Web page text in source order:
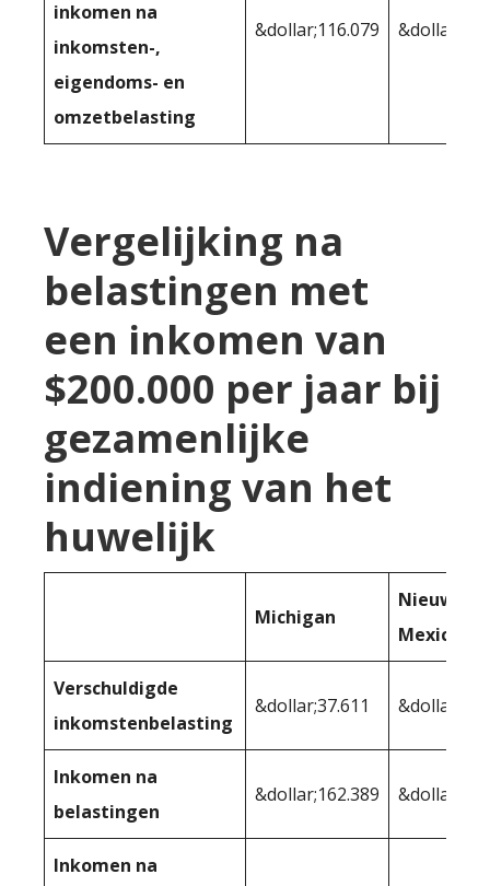
inkomen na
inkomsten-,
eigendoms- en
omzetbelasting
&dollar;116.079
Vergelijking na
belastingen met
een inkomen van
$200.000 per jaar bij
gezamenlijke
indiening van het
huwelijk
Michigan
Nieuw-
Mexico
Verschuldigde
inkomstenbelasting
&dollar;37.611
Inkomen na
belastingen
&dollar;162.389
Inkomen na